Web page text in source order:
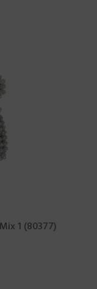
1 (80377)